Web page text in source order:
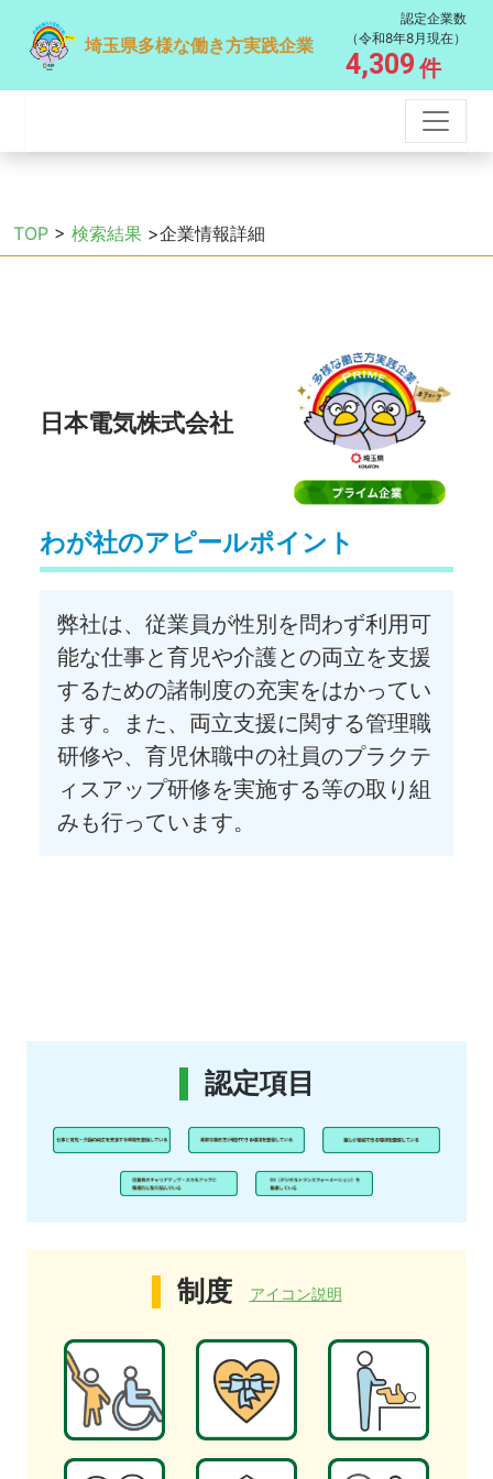
埼玉県多様な働き方実践企業
認定企業数
（令和8年8月現在）
4,309 件
TOP > 検索結果 >企業情報詳細
日本電気株式会社
わが社のアピールポイント
弊社は、従業員が性別を問わず利用可
能な仕事と育児や介護との両立を支援
するための諸制度の充実をはかってい
ます。また、両立支援に関する管理職
研修や、育児休職中の社員のプラクテ
ィスアップ研修を実施する等の取り組
みも行っています。
認定項目
制度 アイコン説明